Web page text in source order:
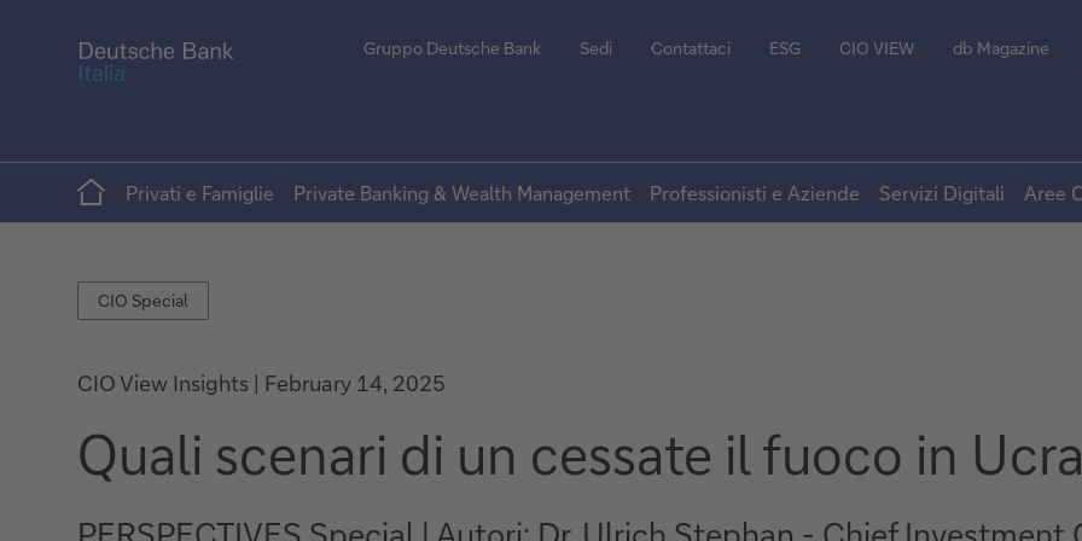
Gruppo Deutsche Bank Sedi Contattaci ESG CIO VIEW db Magazine
Home
Privati e Famiglie
Private Banking & Wealth Management Professionisti e Aziende Servizi Digitali Aree
CIO
Special
CIO Special
CIO View Insights February 14, 2025
Quali scenari di un cessate il fuoco in